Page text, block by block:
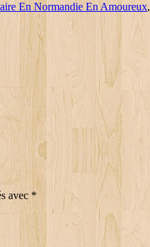
En Normandie En Amoureux,
avec *